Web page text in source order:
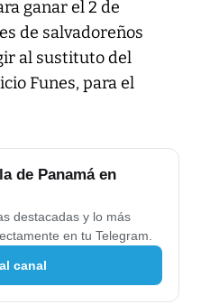
ganar el 2 de
de salvadoreños
al sustituto del
Funes, para el
de Panamá en
destacadas y lo más
en tu Telegram.
canal